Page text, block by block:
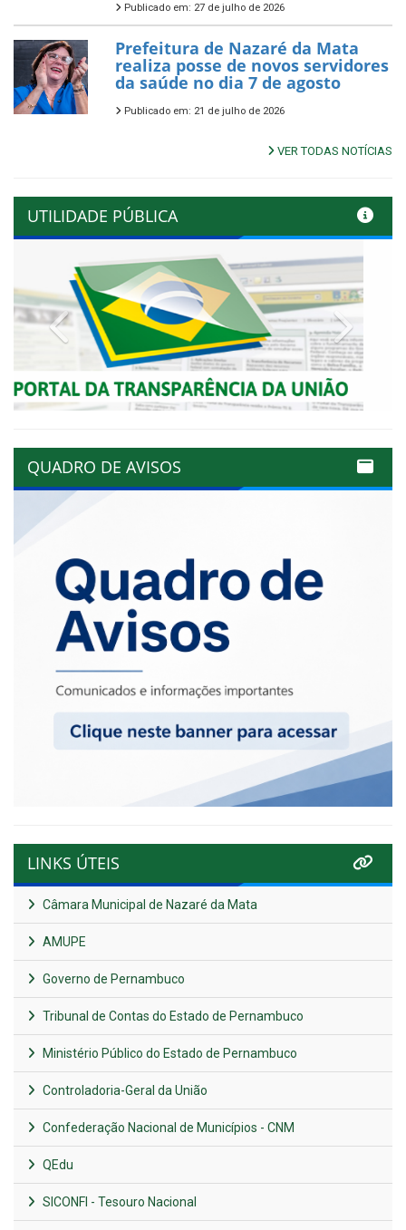
Publicado em: 27 de julho de 2026
Prefeitura de Nazaré da Mata
realiza posse de novos servidores
da saúde no dia 7 de agosto
Publicado em: 21 de julho de 2026
VER TODAS NOTÍCIAS
UTILIDADE PÚBLICA
Previous
QUADRO DE AVISOS
LINKS ÚTEIS
Câmara Municipal de Nazaré da Mata
AMUPE
Governo de Pernambuco
Tribunal de Contas do Estado de Pernambuco
Ministério Público do Estado de Pernambuco
Controladoria-Geral da União
Confederação Nacional de Municípios - CNM
QEdu
SICONFI - Tesouro Nacional